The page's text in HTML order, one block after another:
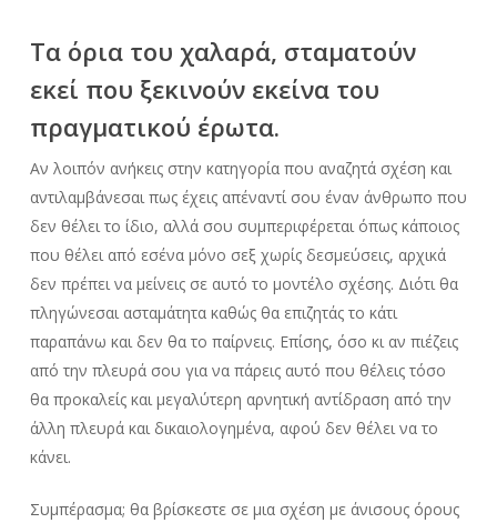
Τα όρια του χαλαρά, σταματούν
εκεί που ξεκινούν εκείνα του
πραγματικού έρωτα.
Aν λοιπόν ανήκεις στην κατηγορία που αναζητά σχέση και
αντιλαμβάνεσαι πως έχεις απέναντί σου έναν άνθρωπο που
δεν θέλει το ίδιο, αλλά σου συμπεριφέρεται όπως κάποιος
που θέλει από εσένα μόνο σεξ χωρίς δεσμεύσεις, αρχικά
δεν πρέπει να μείνεις σε αυτό το μοντέλο σχέσης. Διότι θα
πληγώνεσαι ασταμάτητα καθώς θα επιζητάς το κάτι
παραπάνω και δεν θα το παίρνεις. Επίσης, όσο κι αν πιέζεις
από την πλευρά σου για να πάρεις αυτό που θέλεις τόσο
θα προκαλείς και μεγαλύτερη αρνητική αντίδραση από την
άλλη πλευρά και δικαιολογημένα, αφού δεν θέλει να το
κάνει.
Συμπέρασμα; θα βρίσκεστε σε μια σχέση με άνισους όρους